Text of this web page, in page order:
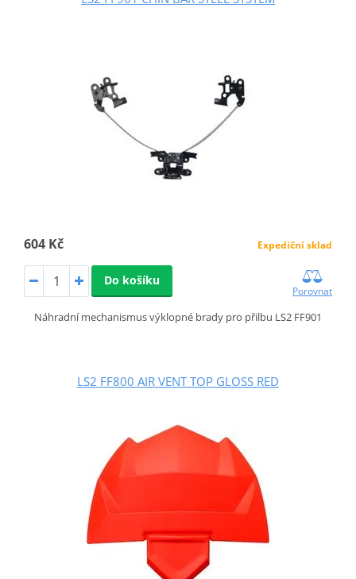
604 Kč Expediční sklad
Do košíku
Porovnat
Náhradní mechanismus výklopné brady pro přilbu LS2 FF901
LS2 FF800 AIR VENT TOP GLOSS RED